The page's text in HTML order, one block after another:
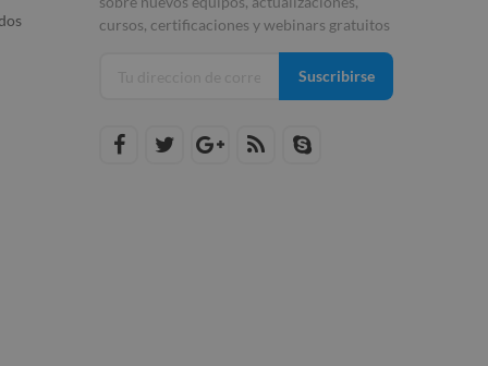
cursos, certificaciones y webinars gratuitos
Suscribirse